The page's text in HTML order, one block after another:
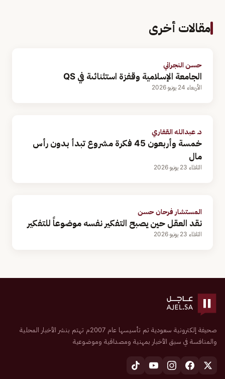
مقالات أخرى
حسن النجراني
الجامعة الإسلامية وقفزة استثنائىة في QS
الأربعاء 24 يونيو 2026
د. عبدالله القفاري
خمسة وأربعون 45 فكرة مشروع تبدأ بدون رأس
مال
الثلاثاء 23 يونيو 2026
المستشار فرحان حسن
نقد العقل حين يصبح التفكير نفسه موضوعاً للتفكير
الثلاثاء 23 يونيو 2026
صحيفة إلكترونية سعودية تم تأسيسها عام 2007م تهتم بنشر الأخبار المحلية
والمنافسة في سبق الأخبار بمهنية ومصداقية وموضوعية